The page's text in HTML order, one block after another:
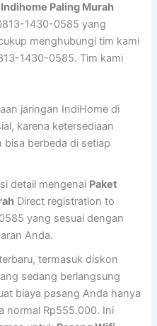
Paling Murah
1430-0585 yang
menghubungi tim kami
1430-0585. Tim kami
jaringan IndiHome di
karena ketersediaan
bisa berbeda di setiap
detail mengenai Paket
Direct registration to
yang sesuai dengan
Anda.
termasuk diskon
sedang berlangsung
biaya pasang Anda hanya
normal Rp555.000. Ini